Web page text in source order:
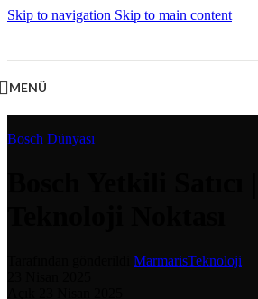
Skip to navigation Skip to main content
MENÜ
Bosch Dünyası
MarmarisTeknoloji